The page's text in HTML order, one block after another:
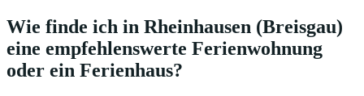
Wie finde ich in Rheinhausen (Breisgau)
eine empfehlenswerte Ferienwohnung
oder ein Ferienhaus?